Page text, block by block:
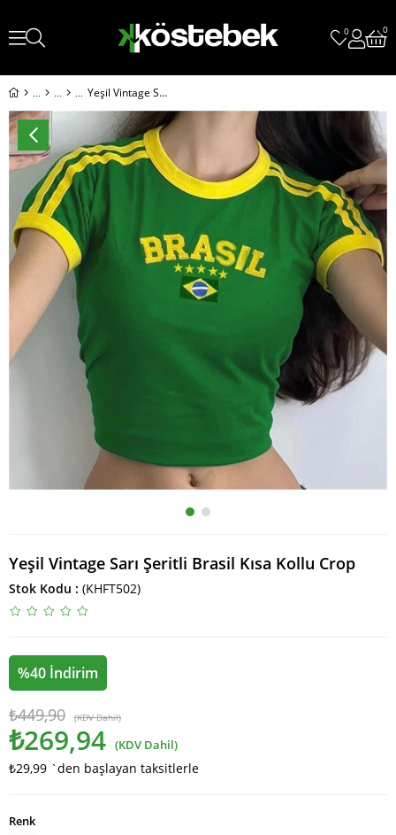
0 0
Yeşil Vintage Sarı Şeritli Brasil Kısa Kollu Crop
Yeşil Vintage Sarı Şeritli Brasil Kısa Kollu Crop
Stok Kodu (KHFT502)
%40 İndirim
₺449,90 (KDV Dahil)
₺269,94 (KDV Dahil)
₺29,99 `den başlayan taksitlerle
Renk